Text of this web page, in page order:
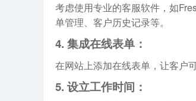
考虑使用专业的客服软件，如
单管理、客户历史记录等。
4. 集成在线表单：
在网站上添加在线表单，让客户
5. 设立工作时间：